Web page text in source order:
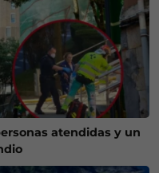
atendidas y un